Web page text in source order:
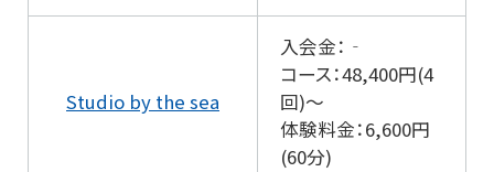
Studio by the sea
入会金：‐
コース：48,400円(4
回)～
体験料金：6,600円
(60分)